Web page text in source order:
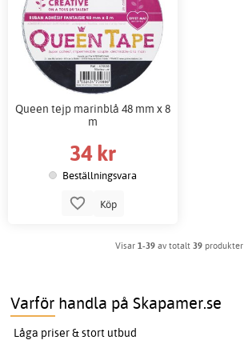
Queen tejp marinblå 48 mm x 8
m
34 kr
Beställningsvara
Köp
Visar 1-39 av totalt 39 produkter
Varför handla på Skapamer.se
Låga priser & stort utbud